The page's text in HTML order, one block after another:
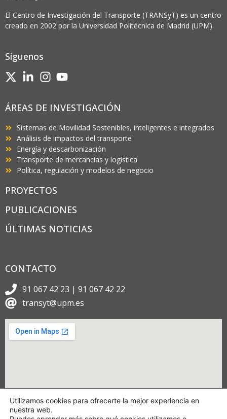
El Centro de Investigación del Transporte (TRANSyT) es un centro
creado en 2002 por la Universidad Politécnica de Madrid (UPM).
Síguenos
ÁREAS DE INVESTIGACIÓN
Sistemas de Movilidad Sostenibles, inteligentes e integrados
Análisis de impactos del transporte
Energía y descarbonización
Transporte de mercancías y logística
Política, regulación y modelos de negocio
PROYECTOS
PUBLICACIONES
ÚLTIMAS NOTICIAS
CONTACTO
91 067 42 23 | 91 067 42 22
transyt@upm.es
Utilizamos cookies para ofrecerte la mejor experiencia en
nuestra web.